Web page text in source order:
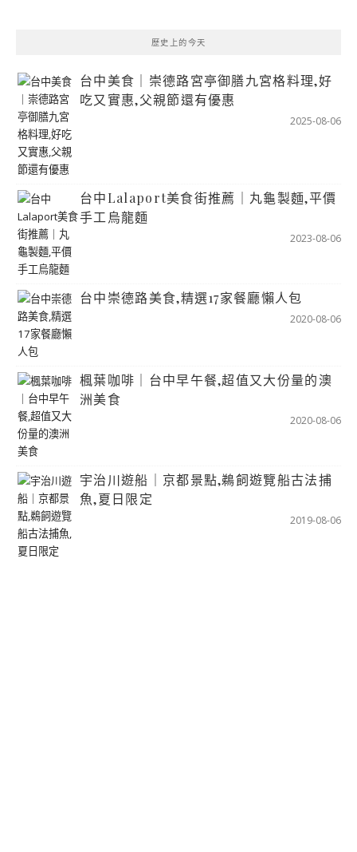
歷史上的今天
台中美食｜崇德路宮亭御膳九宮格料理,好
吃又實惠,父親節還有優惠
2025-08-06
台中Lalaport美食街推薦｜丸龜製麵,平價
手工烏龍麵
2023-08-06
台中崇德路美食,精選17家餐廳懶人包
2020-08-06
楓葉咖啡｜台中早午餐,超值又大份量的澳
洲美食
2020-08-06
宇治川遊船｜京都景點,鵜飼遊覽船古法捕
魚,夏日限定
2019-08-06